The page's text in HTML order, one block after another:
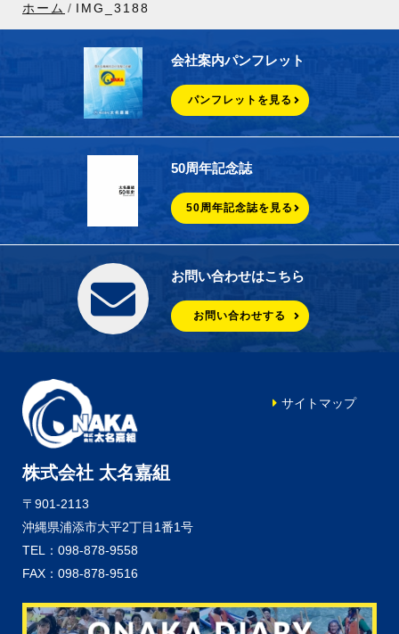
ホーム IMG_3188
会社案内パンフレット
パンフレットを見る
50周年記念誌
50周年記念誌を見る
お問い合わせはこちら
お問い合わせする
株式会社 太名嘉組
〒901-2113
沖縄県浦添市大平2丁目1番1号
TEL：098-878-9558
FAX：098-878-9516
サイトマップ